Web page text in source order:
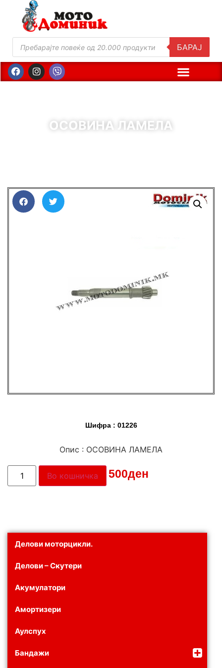
БАРАЈ
ОСОВИНА ЛАМЕЛА
Делови моторцикли.
Делови – Скутери
Акумулатори
Амортизери
Аулспух
Бандажи
Шифра : 01226
Опис : ОСОВИНА ЛАМЕЛА
Цена: 500ден
Во кошничка